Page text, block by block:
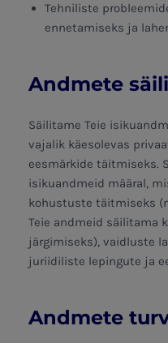
Tehniliste
ennetamiseks ja
Andmete
Säilitame Teie
vajalik käesolevas
eesmärkide täitmiseks.
isikuandmeid määral,
kohustuste täitmiseks
Teie andmeid säilitama
järgimiseks), vaidluste
juriidiliste lepingute ja
Andmete